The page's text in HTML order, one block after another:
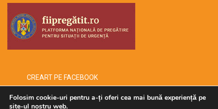
CREART PE FACEBOOK
Folosim cookie-uri pentru a-ți oferi cea mai bună experiență pe
site-ul nostru web.